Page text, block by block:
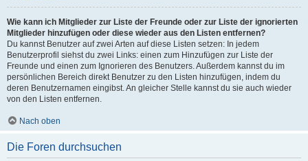
Wie kann ich Mitglieder zur Liste der Freunde oder zur Liste der ignorierten
Mitglieder hinzufügen oder diese wieder aus den Listen entfernen?
Du kannst Benutzer auf zwei Arten auf diese Listen setzen: In jedem
Benutzerprofil siehst du zwei Links: einen zum Hinzufügen zur Liste der
Freunde und einen zum Ignorieren des Benutzers. Außerdem kannst du im
persönlichen Bereich direkt Benutzer zu den Listen hinzufügen, indem du
deren Benutzernamen eingibst. An gleicher Stelle kannst du sie auch wieder
von den Listen entfernen.
Nach oben
Die Foren durchsuchen